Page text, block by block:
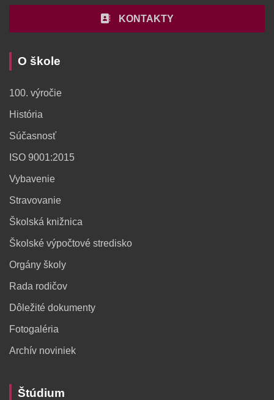
KONTAKTY
O škole
100. výročie
História
Súčasnosť
ISO 9001:2015
Vybavenie
Stravovanie
Školská knižnica
Školské výpočtové stredisko
Orgány školy
Rada rodičov
Dôležité dokumenty
Fotogaléria
Archív noviniek
Štúdium